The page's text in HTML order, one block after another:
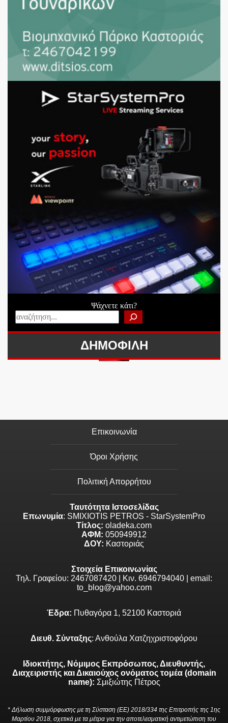
Ψάχνετε κάτι?
ΔΗΜΟΦΙΛΗ
Επικοινωνία
Όροι Χρήσης
Πολιτική Απορρήτου
Ταυτότητα Ιστοσελίδας
Επωνυμία: SMIXIOTIS PETROS - StarSystemPro
Τίτλος: oladeka.com
ΑΦΜ: 050949912
ΔΟΥ: Καστοριάς
Στοιχεία Επικοινωνίας
Τηλ. Γραφείου: 2467087420 | Κιν. 6946794040 | email:
to_blog@yahoo.com
Έδρα: Πυθαγόρα 1, 52100 Καστοριά
Διευθ. Σύνταξης: Ανθούλα Χατζηχριστοφόρου
Ιδιοκτήτης, Νόμιμος Εκπρόσωπος, Διευθυντής,
Διαχειριστής και Δικαιούχος ονόματος τομέα (domain
name): Σμιξιώτης Πέτρος
* Δήλωση συμμόρφωσης με τη Σύσταση (ΕΕ) 2018/334 της Επιτροπής της 1ης
Μαρτίου 2018, σχετικά με τα μέτρα για την αποτελεσματική αντιμετώπιση του